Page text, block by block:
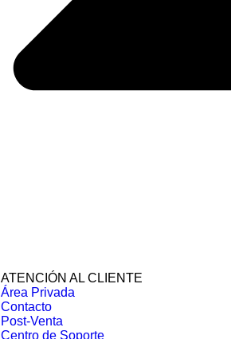
ATENCIÓN AL CLIENTE
Área Privada
Contacto
Post-Venta
Centro de Soporte